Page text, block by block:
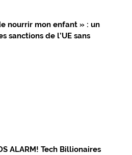
nourrir mon enfant » : un
sanctions de l’UE sans
ALARM! Tech Billionaires